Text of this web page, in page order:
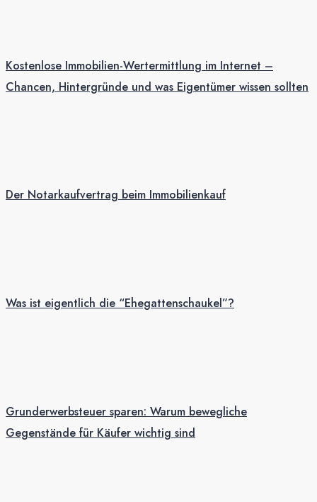
Kostenlose Immobilien-Wertermittlung im Internet –
Chancen, Hintergründe und was Eigentümer wissen sollten
Der Notarkaufvertrag beim Immobilienkauf
Was ist eigentlich die “Ehegattenschaukel”?
Grunderwerbsteuer sparen: Warum bewegliche
Gegenstände für Käufer wichtig sind